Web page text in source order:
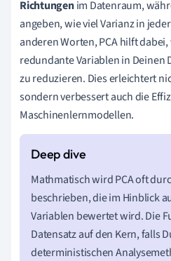
Richtungenim Datenraum,
angeben, wie viel Varianz in
anderen Worten, PCA hilft
redundante Variablen in Deinen
zu reduzieren. Dies erleichtert
sondern verbessert auch die
Maschinenlernmodellen.
Mathmatisch wird PCA oft
beschrieben, die im Hinblick
Variablen bewertet wird. Die
Datensatz auf den Kern, falls
deterministischen